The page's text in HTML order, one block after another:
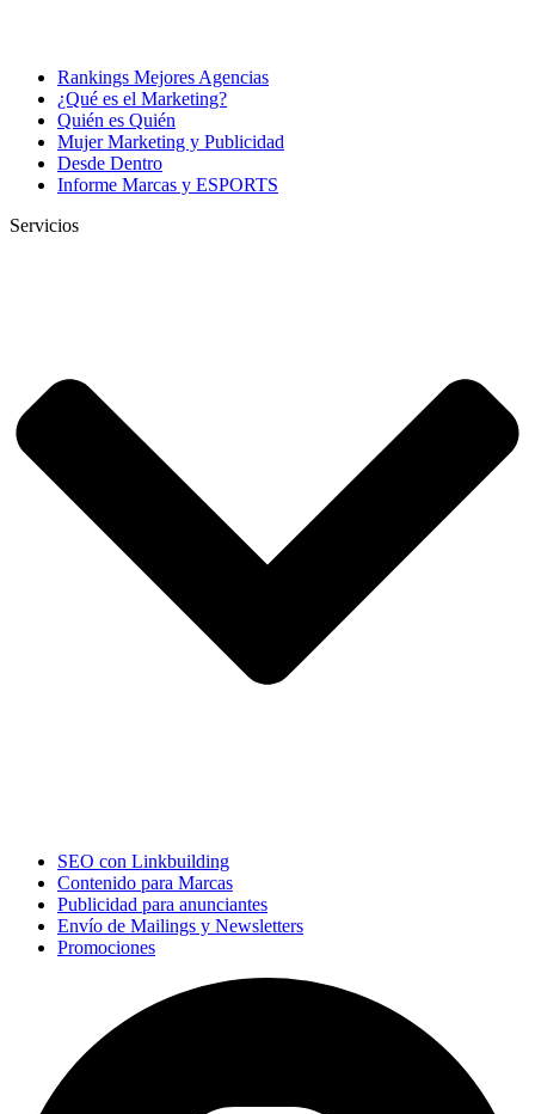
Rankings Mejores Agencias
¿Qué es el Marketing?
Quién es Quién
Mujer Marketing y Publicidad
Desde Dentro
Informe Marcas y ESPORTS
Servicios
SEO con Linkbuilding
Contenido para Marcas
Publicidad para anunciantes
Envío de Mailings y Newsletters
Promociones